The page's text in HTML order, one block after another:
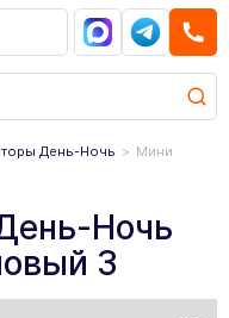
День-Ночь
Мини
Ночь
3